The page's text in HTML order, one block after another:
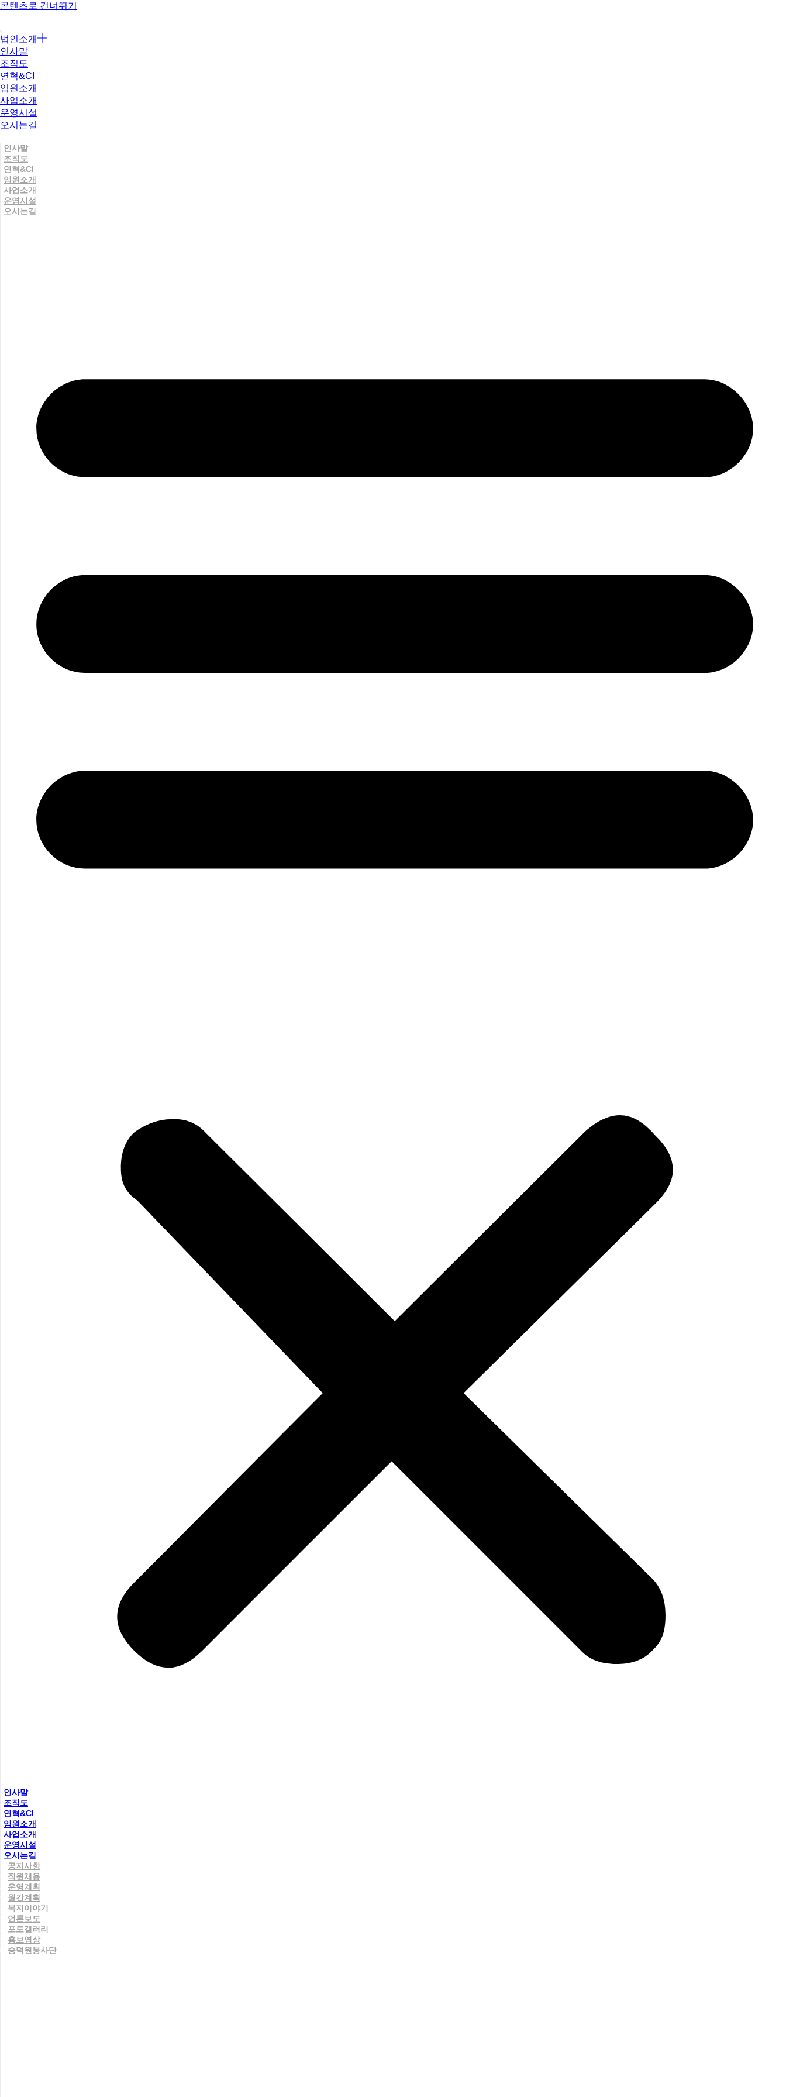
콘텐츠로 건너뛰기
법인소개
인사말
조직도
연혁&CI
임원소개
사업소개
운영시설
오시는길
인사말
조직도
연혁&CI
임원소개
사업소개
운영시설
오시는길
인사말
조직도
연혁&CI
임원소개
사업소개
운영시설
오시는길
공지사항
직원채용
운영계획
월간계획
복지이야기
언론보도
포토갤러리
홍보영상
숭덕원봉사단